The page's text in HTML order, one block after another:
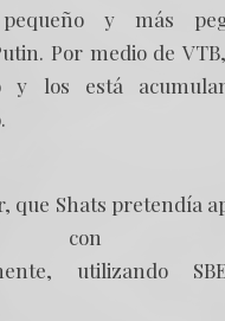
y más
Por medio de
y los está
que Shats pretendía
utilizando